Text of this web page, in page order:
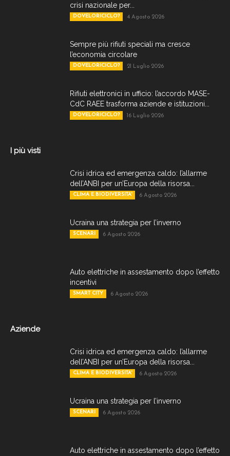
crisi nazionale per...
DOVELORICICLO? 4 Agosto 2026
Sempre più rifiuti speciali ma cresce
l’economia circolare
DOVELORICICLO? 21 Luglio 2026
Rifiuti elettronici in ufficio: l’accordo MASE-
CdC RAEE trasforma aziende e istituzioni...
DOVELORICICLO? 16 Luglio 2026
I più visti
Crisi idrica ed emergenza caldo: l’allarme
dell’ANBI per un’Europa della risorsa...
CLIMA E BIODIVERSITA' 6 Agosto 2026
Ucraina una strategia per l’inverno
SCENARI 6 Agosto 2026
Auto elettriche in assestamento dopo l’effetto
incentivi
SMART CITY 6 Agosto 2026
Aziende
Crisi idrica ed emergenza caldo: l’allarme
dell’ANBI per un’Europa della risorsa...
CLIMA E BIODIVERSITA' 6 Agosto 2026
Ucraina una strategia per l’inverno
SCENARI 6 Agosto 2026
Auto elettriche in assestamento dopo l’effetto